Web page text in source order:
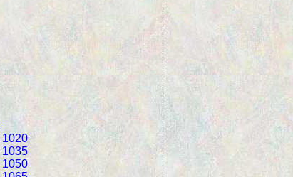
1020
1035
1050